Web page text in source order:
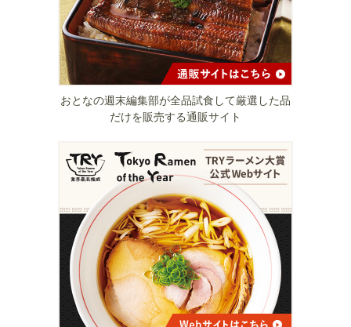
おとなの週末編集部が全品試食して厳選した品
だけを販売する通販サイト